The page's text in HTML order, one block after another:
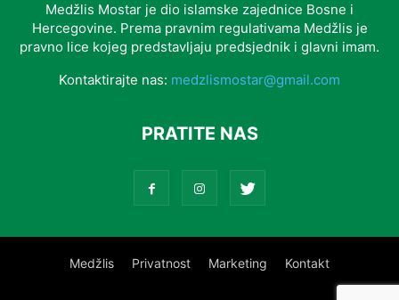
Medžlis Mostar je dio islamske zajednice Bosne i
Hercegovine. Prema pravnim regulativama Medžlis je
pravno lice kojeg predstavljaju predsjednik i glavni imam.
Kontaktirajte nas: medzlismostar@gmail.com
PRATITE NAS
Medžlis Privatnost Marketing Kontakt